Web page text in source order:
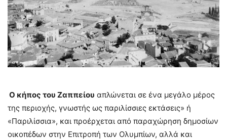
Ο κήπος του Ζαππείου απλώνεται σε ένα μεγάλο μέρος
της περιοχής, γνωστής ως παριλίσσιες εκτάσεις» ή
«Παριλίσσια», και προέρχεται από παραχώρηση δημοσίων
οικοπέδων στην Επιτροπή των Ολυμπίων, αλλά και